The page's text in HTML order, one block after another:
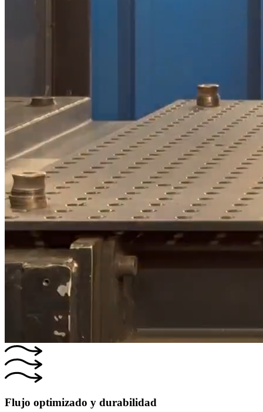
Flujo optimizado y durabilidad